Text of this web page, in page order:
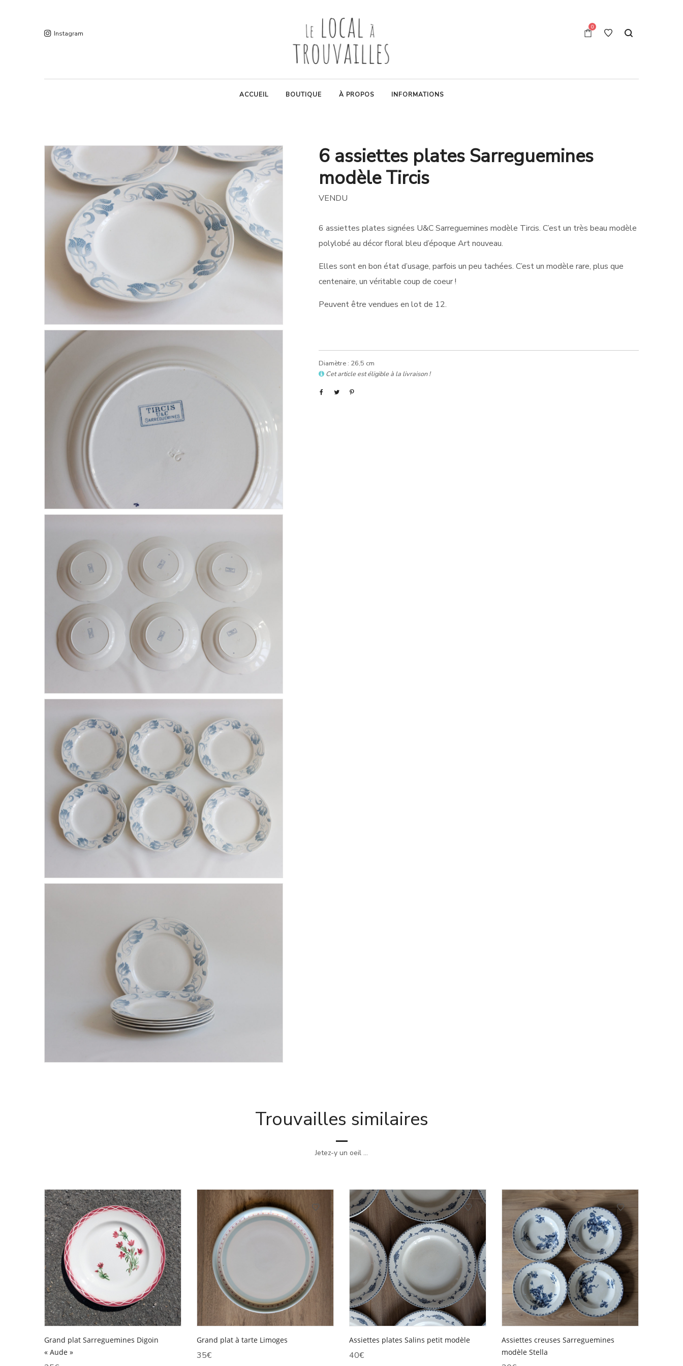
Instagram
0
ACCUEIL BOUTIQUE À PROPOS INFORMATIONS
6 assiettes plates Sarreguemines
modèle Tircis
VENDU
6 assiettes plates signées U&C Sarreguemines modèle Tircis. C’est un très beau modèle
polylobé au décor floral bleu d’époque Art nouveau.
Elles sont en bon état d’usage, parfois un peu tachées. C’est un modèle rare, plus que
centenaire, un véritable coup de coeur !
Peuvent être vendues en lot de 12.
Diamètre : 26,5 cm
Cet article est éligible à la livraison !
Trouvailles similaires
Jetez-y un oeil ...
Grand plat Sarreguemines Digoin
« Aude »
Grand plat à tarte Limoges
35€
Assiettes plates Salins petit modèle
40€
Assiettes creuses Sarreguemines
modèle Stella